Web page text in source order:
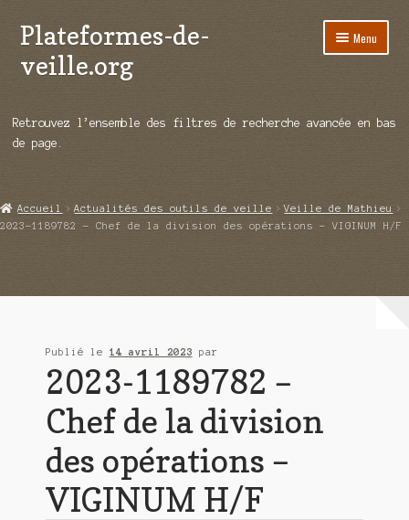
Aller
à
la
Aller
au
contenu
Plateformes-de-
veille.org
Menu
Répertoire d’ouitils
Démos vidéos
Ouvrir
Retrouvez l’ensemble des filtres de recherche avancée en bas
de page.
Accueil Actualités des outils de veille
Veille de Mathieu
2023-1189782 – Chef de la division des opérations – VIGINUM H/F
Publié le 14 avril 2023 par
2023-1189782 –
Chef de la division
des opérations –
VIGINUM H/F